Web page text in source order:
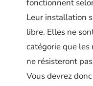
fonctionnent
Leur installation
libre. Elles ne
catégorie que
ne résisteront pas
Vous devrez